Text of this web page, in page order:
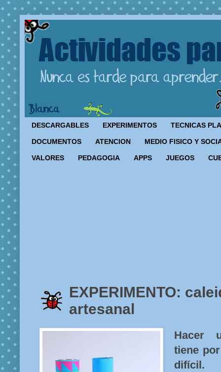
DESCARGABLES EXPERIMENTOS TECNICAS
DOCUMENTOS ATENCION MEDIO FISICO Y
VALORES PEDAGOGIA APPS JUEGOS
EXPERIMENTO:
artesanal
Hacer
tiene
difícil.